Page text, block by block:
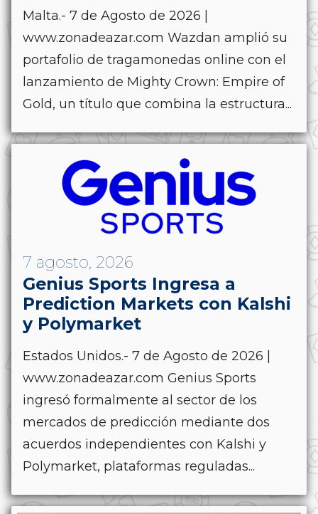
Malta.- 7 de Agosto de 2026 |
www.zonadeazar.com Wazdan amplió su
portafolio de tragamonedas online con el
lanzamiento de Mighty Crown: Empire of
Gold, un título que combina la estructura...
7 agosto, 2026
Genius Sports Ingresa a
Prediction Markets con Kalshi
y Polymarket
Estados Unidos.- 7 de Agosto de 2026 |
www.zonadeazar.com Genius Sports
ingresó formalmente al sector de los
mercados de predicción mediante dos
acuerdos independientes con Kalshi y
Polymarket, plataformas reguladas...